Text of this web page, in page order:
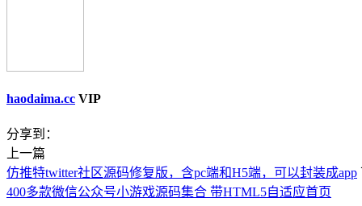
haodaima.cc VIP
分享到：
上一篇
仿推特twitter社区源码修复版，含pc端和H5端，可以封装成app
400多款微信公众号小游戏源码集合 带HTML5自适应首页